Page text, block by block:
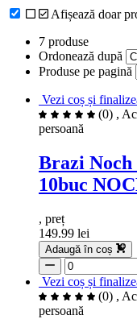
Afișează doar
7 produse
Ordonează după
Produse pe pagină
Vezi coș și
(0) ,
persoană
Brazi Noch
10buc
, preț
149.99 lei
Adaugă în coș
Vezi coș și
(0) ,
persoană